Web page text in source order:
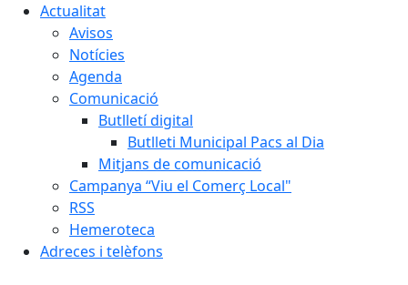
Actualitat
Avisos
Notícies
Agenda
Comunicació
Butlletí digital
Butlleti Municipal Pacs al Dia
Mitjans de comunicació
Campanya “Viu el Comerç Local"
RSS
Hemeroteca
Adreces i telèfons